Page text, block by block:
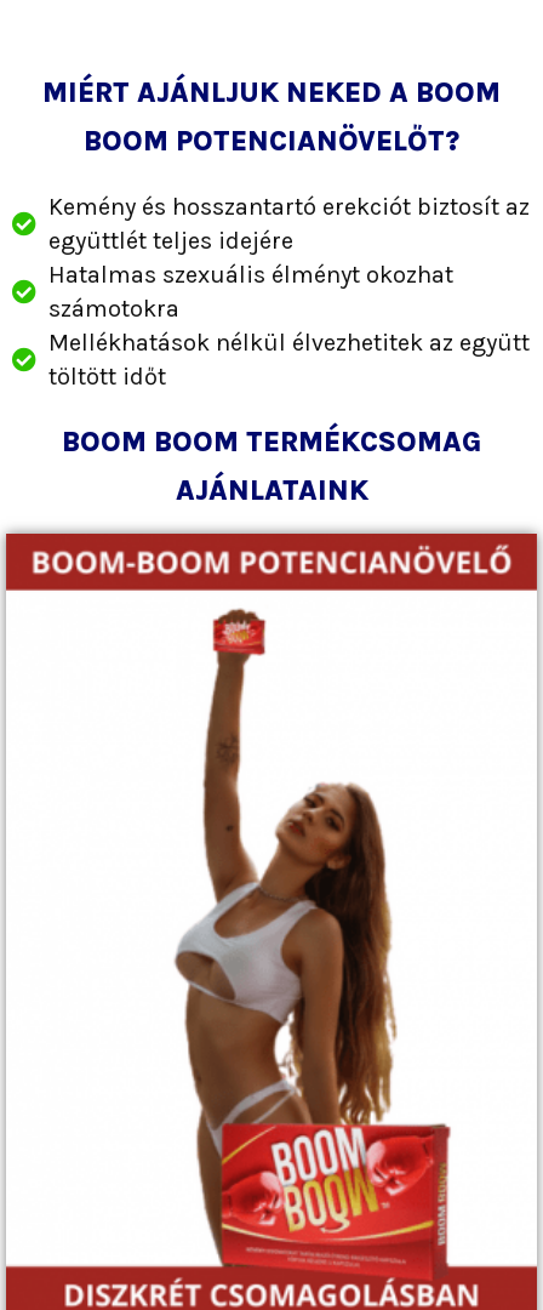
MIÉRT AJÁNLJUK NEKED A BOOM
BOOM POTENCIANÖVELŐT?
Kemény és hosszantartó erekciót biztosít az
együttlét teljes idejére
Hatalmas szexuális élményt okozhat
számotokra
Mellékhatások nélkül élvezhetitek az együtt
töltött időt
BOOM BOOM TERMÉKCSOMAG
AJÁNLATAINK